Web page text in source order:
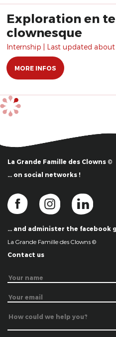
Exploration en
clownesque
Internship | Last updated about
MORE INFOS
La Grande Famille des Clowns ©
… on social networks !
… and administer the facebook
La Grande Famille des Clowns ©
Contact us